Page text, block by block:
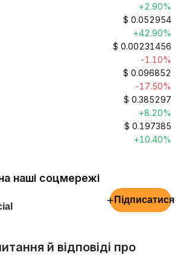
+2.90%
$ 0.052954
+42.90%
$ 0.00231456
-1.10%
$ 0.096852
-17.50%
$ 0.385297
+8.20%
$ 0.197385
+10.40%
наші соцмережі
+ Підписатися
й відповіді про